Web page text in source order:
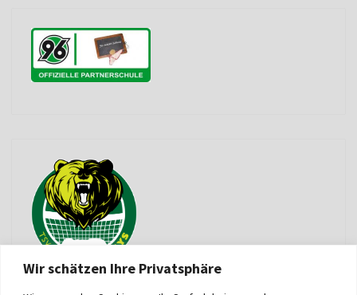
Wir schätzen Ihre Privatsphäre